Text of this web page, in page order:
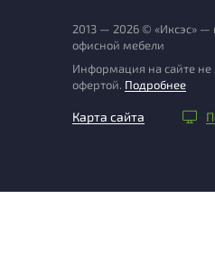
2013 — 2026 © «Иксэс»
офисной мебели
Информация на сайте не
офертой. Подробнее
Карта сайта